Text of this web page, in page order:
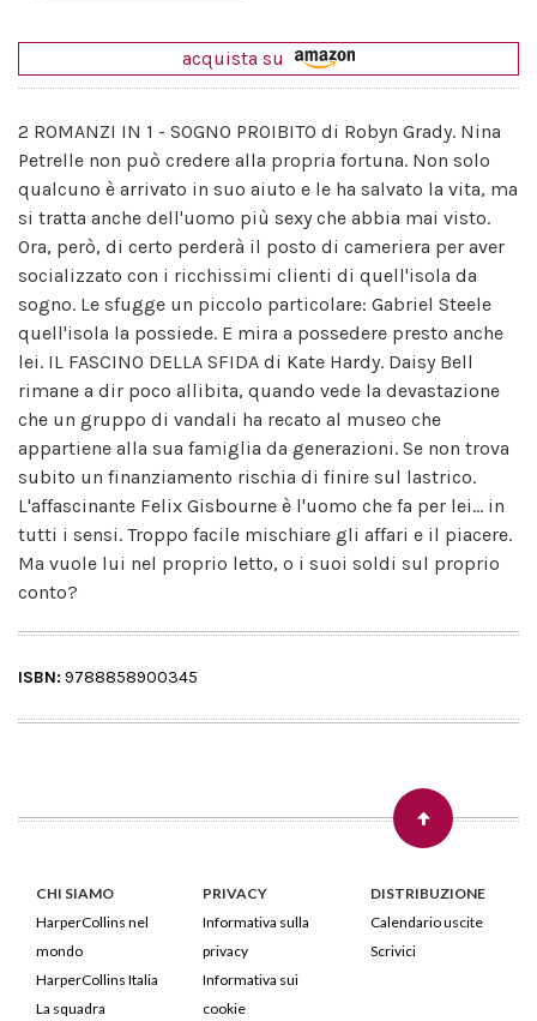
acquista su
2 ROMANZI IN 1 - SOGNO PROIBITO di Robyn Grady. Nina
Petrelle non può credere alla propria fortuna. Non solo
qualcuno è arrivato in suo aiuto e le ha salvato la vita, ma
si tratta anche dell'uomo più sexy che abbia mai visto.
Ora, però, di certo perderà il posto di cameriera per aver
socializzato con i ricchissimi clienti di quell'isola da
sogno. Le sfugge un piccolo particolare: Gabriel Steele
quell'isola la possiede. E mira a possedere presto anche
lei. IL FASCINO DELLA SFIDA di Kate Hardy. Daisy Bell
rimane a dir poco allibita, quando vede la devastazione
che un gruppo di vandali ha recato al museo che
appartiene alla sua famiglia da generazioni. Se non trova
subito un finanziamento rischia di finire sul lastrico.
L'affascinante Felix Gisbourne è l'uomo che fa per lei... in
tutti i sensi. Troppo facile mischiare gli affari e il piacere.
Ma vuole lui nel proprio letto, o i suoi soldi sul proprio
conto?
ISBN: 9788858900345
CHI SIAMO
HarperCollins nel
mondo
HarperCollins Italia
La squadra
PRIVACY
Informativa sulla
privacy
Informativa sui
cookie
DISTRIBUZIONE
Calendario uscite
Scrivici